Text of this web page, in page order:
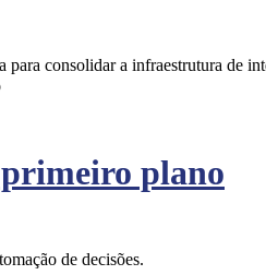
para consolidar a infraestrutura de
plano
de decisões.